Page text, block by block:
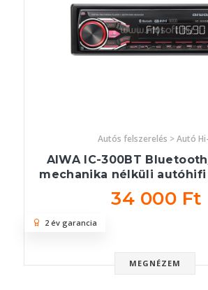
Autós felszerelés > Autó
AIWA IC-300BT
mechanika nélküli
34 000 Ft
MEGNÉZEM
2 év garancia